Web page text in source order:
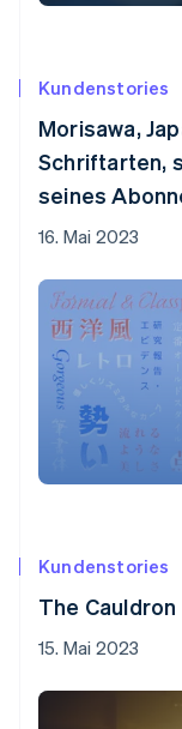
Kundenstories
Morisawa,
Schriftarten,
seines
16. Mai 2023
Kundenstories
The
15. Mai 2023